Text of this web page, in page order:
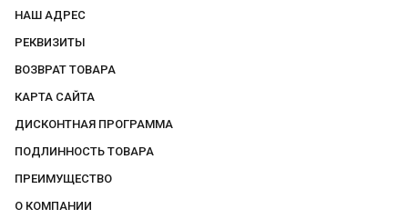
НАШ АДРЕС
РЕКВИЗИТЫ
ВОЗВРАТ ТОВАРА
КАРТА САЙТА
ДИСКОНТНАЯ ПРОГРАММА
ПОДЛИННОСТЬ ТОВАРА
ПРЕИМУЩЕСТВО
О КОМПАНИИ